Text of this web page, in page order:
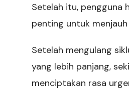
Setelah itu, pengguna
penting untuk
Setelah mengulang
yang lebih panjang,
menciptakan rasa